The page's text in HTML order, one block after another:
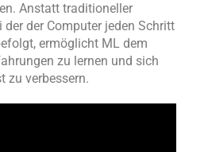
Anstatt traditioneller
der der Computer jeden Schritt
ermöglicht ML dem
zu lernen und sich
zu verbessern.